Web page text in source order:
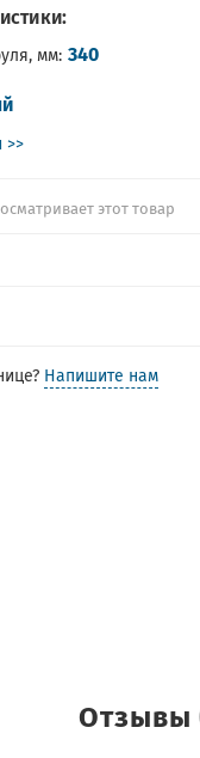
мм 340
>>
этот товар
Напишите нам
Отзывы